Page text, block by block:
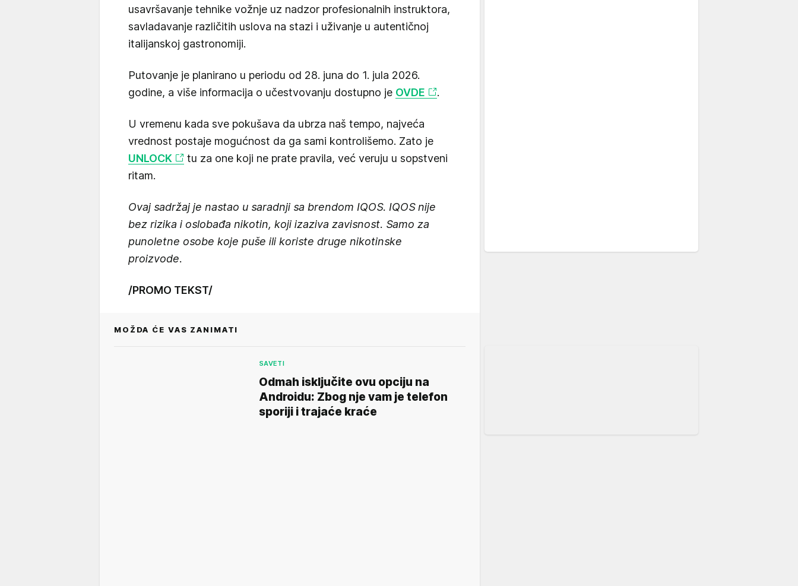
usavršavanje tehnike vožnje uz nadzor profesionalnih instruktora,
savladavanje različitih uslova na stazi i uživanje u autentičnoj
italijanskoj gastronomiji.
Putovanje je planirano u periodu od 28. juna do 1. jula 2026.
godine, a više informacija o učestvovanju dostupno je OVDE .
U vremenu kada sve pokušava da ubrza naš tempo, najveća
vrednost postaje mogućnost da ga sami kontrolišemo. Zato je
UNLOCK
tu za one koji ne prate pravila, već veruju u sopstveni
ritam.
Ovaj sadržaj je nastao u saradnji sa brendom IQOS. IQOS nije
bez rizika i oslobađa nikotin, koji izaziva zavisnost. Samo za
punoletne osobe koje puše ili koriste druge nikotinske
proizvode.
/PROMO TEKST/
MOŽDA ĆE VAS ZANIMATI
SAVETI
Odmah isključite ovu opciju na
Androidu: Zbog nje vam je telefon
sporiji i trajaće kraće